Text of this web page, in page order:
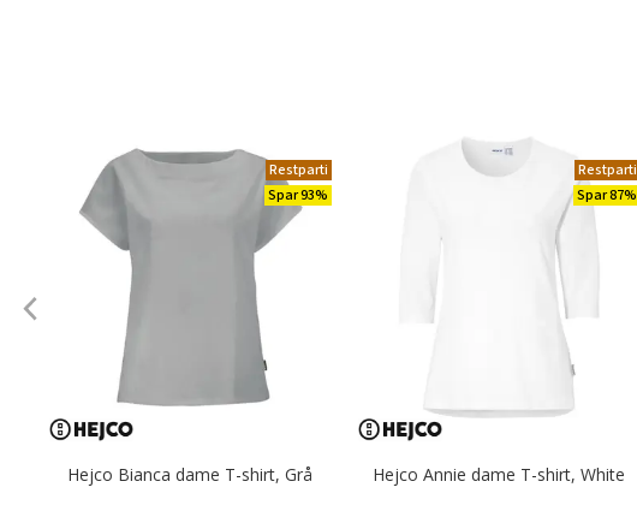
Restparti
Spar 93%
Hejco Bianca dame T-shirt, Grå
Restparti
Spar 87%
Hejco Annie dame T-shirt, White